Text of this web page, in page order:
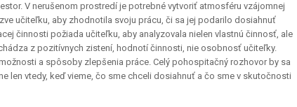
V nerušenom prostredí je potrebné vytvoriť atmosféru vzájomnej
učiteľku, aby zhodnotila svoju prácu, či sa jej podarilo dosiahnuť
činnosti požiada učiteľku, aby analyzovala nielen vlastnú činnosť, ale
z pozitívnych zistení, hodnotí činnosti, nie osobnosť učiteľky.
a spôsoby zlepšenia práce. Celý pohospitačný rozhovor by sa
len vtedy, keď vieme, čo sme chceli dosiahnuť a čo sme v skutočnosti